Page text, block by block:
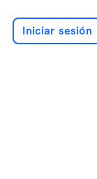
Iniciar sesión